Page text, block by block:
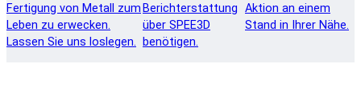
Fertigung von Metall zum
Leben zu erwecken.
Lassen Sie uns loslegen.
Berichterstattung
über SPEE3D
benötigen.
Aktion an einem
Stand in Ihrer Nähe.